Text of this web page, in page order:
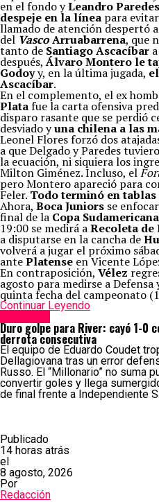
en el fondo yLeandro
despeje en la línea para
llamado de atención despertó
del VascoArruabarrena, que
tanto de Santiago Ascacíbar
después,Álvaro Montero le
Godoyy, en la última jugada,
Ascacíbar.
En el complemento, el ex
Platafue la carta ofensiva
disparo rasante que se perdió
desviado yuna chilena a las
Leonel Flores forzó dos
a que Delgado y Paredes
la ecuación, ni siquiera los
Milton Giménez. Incluso, el
pero Montero apareció para
Feler. Todo terminó en
Ahora, Boca Juniors se
final de la Copa Sudamericana
19:00 se medirá aRecoleta de
a disputarse en la cancha de
volverá a jugar el próximo
antePlatense en Vicente
En contraposición, Vélez
agosto para medirse a
quinta fecha del campeonato
Continuar Leyendo
Duro golpe para River: cayó 1-0
derrota consecutiva
El equipo de Eduardo Coudet
Dellagiovana tras un error
Russo. El “Millonario” no suma
convertir goles y llega
de final frente a Independiente
Publicado
14 horas atrás
el
8 agosto, 2026
Por
Redacción